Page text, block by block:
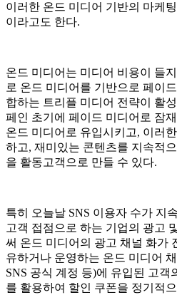
이러한 온드 미디어 기반의 마케
이라고도 한다.
온드 미디어는 미디어 비용이 들
로 온드 미디어를 기반으로 페이
합하는 트리플 미디어 전략이 활
페인 초기에 페이드 미디어로 잠
온드 미디어로 유입시키고, 이러
하고, 재미있는 콘텐츠를 지속적
을 활동고객으로 만들 수 있다.
특히 오늘날 SNS 이용자 수가 지
고객 접점으로 하는 기업의 광고
써 온드 미디어의 광고 채널 화가
유하거나 운영하는 온드 미디어
SNS 공식 계정 등)에 유입된 고객
를 활용하여 할인 쿠폰을 정기적